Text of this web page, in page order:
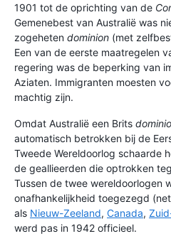
1901 tot de oprichting van de
Gemenebest van Australië was
zogeheten dominion (met
Een van de eerste maatregelen
regering was de beperking van
Aziaten. Immigranten moesten
machtig zijn.
Omdat Australië een Brits
automatisch betrokken bij de
Tweede Wereldoorlog schaarde
de geallieerden die optrokken
Tussen de twee wereldoorlogen
onafhankelijkheid toegezegd
als Nieuw-Zeeland, Canada,
werd pas in 1942 officieel.